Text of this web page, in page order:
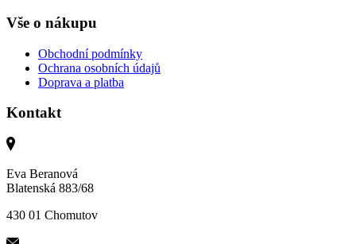
Vše o nákupu
Obchodní podmínky
Ochrana osobních údajů
Doprava a platba
Kontakt
Eva Beranová
Blatenská 883/68
430 01 Chomutov